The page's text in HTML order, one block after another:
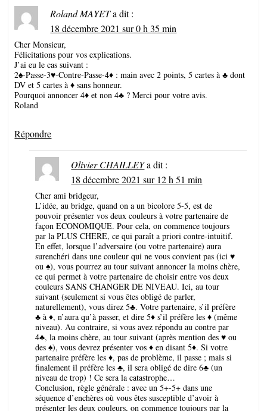
Roland MAYETa dit :
18 décembre 2021 sur 0 h 35 min
Cher Monsieur,
Félicitations pour vos explications.
J’ai eu le cas suivant :
2♠-Passe-3♥-Contre-Passe-4♦ : main avec 2 points, 5 cartes à ♣ dont
DV et 5 cartes à ♦ sans honneur.
Pourquoi annoncer 4♦ et non 4♣ ? Merci pour votre avis.
Roland
Répondre
Olivier CHAILLEYa dit :
18 décembre 2021 sur 12 h 51 min
Cher ami bridgeur,
L’idée, au bridge, quand on a un bicolore 5-5, est de
pouvoir présenter vos deux couleurs à votre partenaire de
façon ECONOMIQUE. Pour cela, on commence toujours
par la PLUS CHERE, ce qui paraît a priori contre-intuitif.
En effet, lorsque l’adversaire (ou votre partenaire) aura
surenchéri dans une couleur qui ne vous convient pas (ici ♥
ou ♠), vous pourrez au tour suivant annoncer la moins chère,
ce qui permet à votre partenaire de choisir entre vos deux
couleurs SANS CHANGER DE NIVEAU. Ici, au tour
suivant (seulement si vous êtes obligé de parler,
naturellement), vous direz 5♣. Votre partenaire, s’il préfère
♣ à ♦, n’aura qu’à passer, et dire 5♦ s’il préfère les ♦ (même
niveau). Au contraire, si vous avez répondu au contre par
4♣, la moins chère, au tour suivant (après mention des ♥ ou
des ♠), vous devrez présenter vos ♦ en disant 5♦. Si votre
partenaire préfère les ♦, pas de problème, il passe ; mais si
finalement il préfère les ♣, il sera obligé de dire 6♣ (un
niveau de trop) ! Ce sera la catastrophe…
Conclusion, règle générale : avec un 5+-5+ dans une
séquence d’enchères où vous êtes susceptible d’avoir à
présenter les deux couleurs, on commence toujours par la